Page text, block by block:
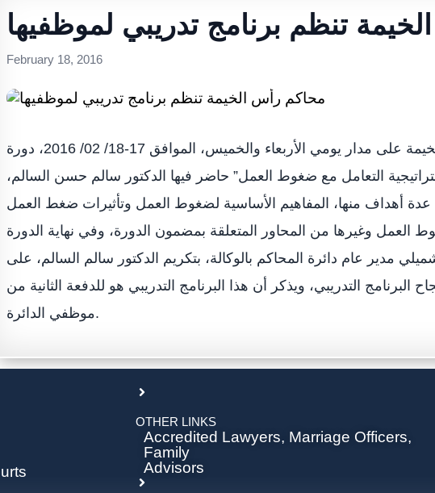
تنظم برنامج تدريبي لموظفيها
February 18, 2016
نظمت دائرة محاكم رأس الخيمة على مدار يومي الأربعاء والخميس، الموافق 17-18/ 02/ 2016، دورة
التعامل مع ضغوط العمل” حاضر فيها الدكتور سالم حسن السالم،
أهداف منها، المفاهيم الأساسية لضغوط العمل وتأثيرات ضغط العمل
العمل وغيرها من المحاور المتعلقة بمضمون الدورة، وفي نهاية الدورة
مدير عام دائرة المحاكم بالوكالة، بتكريم الدكتور سالم السالم، على
التدريبي، ويذكر أن هذا البرنامج التدريبي هو للدفعة الثانية من
موظفي الدائرة.
OTHER LINKS
Accredited Lawyers, Marriage Officers,
Family
Advisors